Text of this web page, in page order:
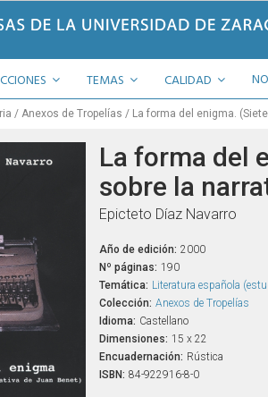
TEMAS CALIDAD
Anexos de Tropelías La forma del enigma.
La forma del
sobre la
Epicteto Díaz Navarro
Año de edición: 2000
Nº páginas: 190
Temática: Literatura española
Colección: Anexos de Tropelías
Idioma: Castellano
Dimensiones: 15 x 22
Encuadernación: Rústica
ISBN: 84-922916-8-0